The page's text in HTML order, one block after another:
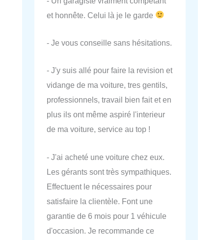
et honnête. Celui là je le garde
- Je vous conseille sans hésitations.
- J'y suis allé pour faire la revision et
vidange de ma voiture, tres gentils,
professionnels, travail bien fait et en
plus ils ont même aspiré l'interieur
de ma voiture, service au top !
- J'ai acheté une voiture chez eux.
Les gérants sont très sympathiques.
Effectuent le nécessaires pour
satisfaire la clientèle. Font une
garantie de 6 mois pour 1 véhicule
d'occasion. Je recommande ce